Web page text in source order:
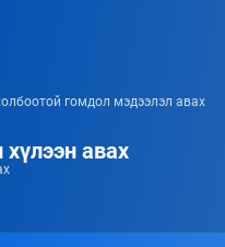
гомдол мэдээлэл авах
авах